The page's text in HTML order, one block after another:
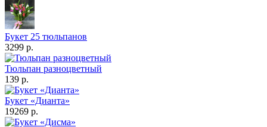
Букет 25 тюльпанов
3299 р.
Тюльпан разноцветный
139 р.
Букет «Дианта»
19269 р.